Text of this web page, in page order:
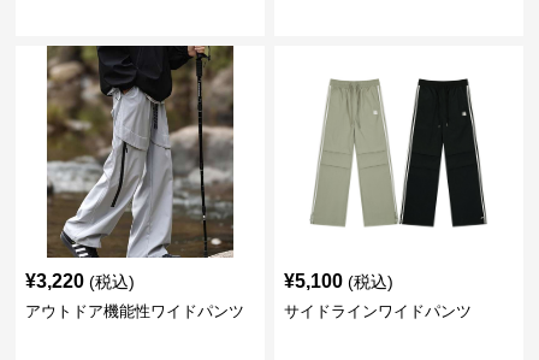
¥3,220 (税込)
アウトドア機能性ワイドパンツ
¥5,100 (税込)
サイドラインワイドパンツ